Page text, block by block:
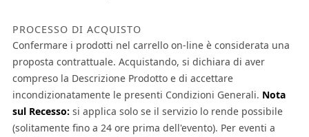
PROCESSO DI ACQUISTO
Confermare i prodotti nel carrello on-line è considerata una
proposta contrattuale. Acquistando, si dichiara di aver
compreso la Descrizione Prodotto e di accettare
incondizionatamente le presenti Condizioni Generali. Nota
sul Recesso: si applica solo se il servizio lo rende possibile
(solitamente fino a 24 ore prima dell'evento). Per eventi a